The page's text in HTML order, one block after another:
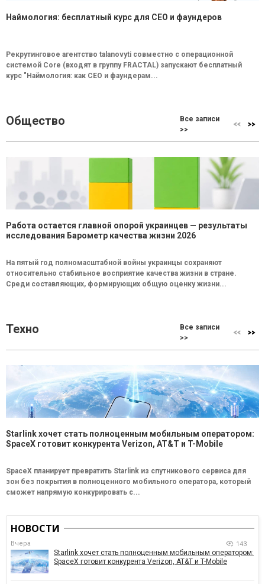
Наймология: бесплатный курс для CEO и фаундеров
Рекрутинговое агентство talanovyti совместно с операционной
системой Core (входят в группу FRACTAL) запускают бесплатный
курс "Наймология: как СEO и фаундерам...
Общество
Все записи
>>
Работа остается главной опорой украинцев — результаты
исследования Барометр качества жизни 2026
На пятый год полномасштабной войны украинцы сохраняют
относительно стабильное восприятие качества жизни в стране.
Среди составляющих, формирующих общую оценку жизни...
Техно
Все записи
>>
Starlink хочет стать полноценным мобильным оператором:
SpaceX готовит конкурента Verizon, AT&T и T-Mobile
SpaceX планирует превратить Starlink из спутникового сервиса для
зон без покрытия в полноценного мобильного оператора, который
сможет напрямую конкурировать с...
НОВОСТИ
Вчера 143
Starlink хочет стать полноценным мобильным оператором:
SpaceX готовит конкурента Verizon, AT&T и T-Mobile